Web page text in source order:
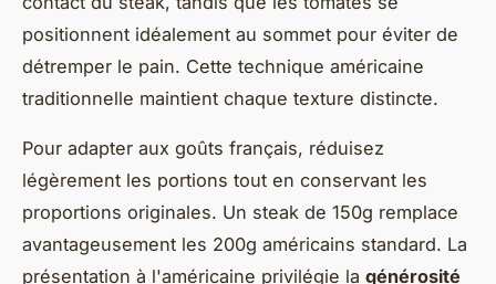
positionnent idéalement au sommet pour éviter de
détremper le pain. Cette technique américaine
traditionnelle maintient chaque texture distincte.
Pour adapter aux goûts français, réduisez
légèrement les portions tout en conservant les
proportions originales. Un steak de 150g remplace
avantageusement les 200g américains standard. La
présentation à l'américaine privilégie la générosité